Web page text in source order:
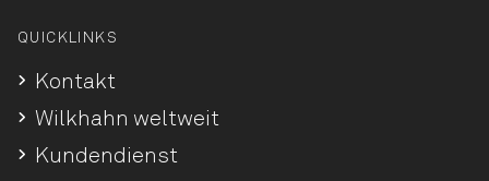
QUICKLINKS
Kontakt
Wilkhahn weltweit
Kundendienst